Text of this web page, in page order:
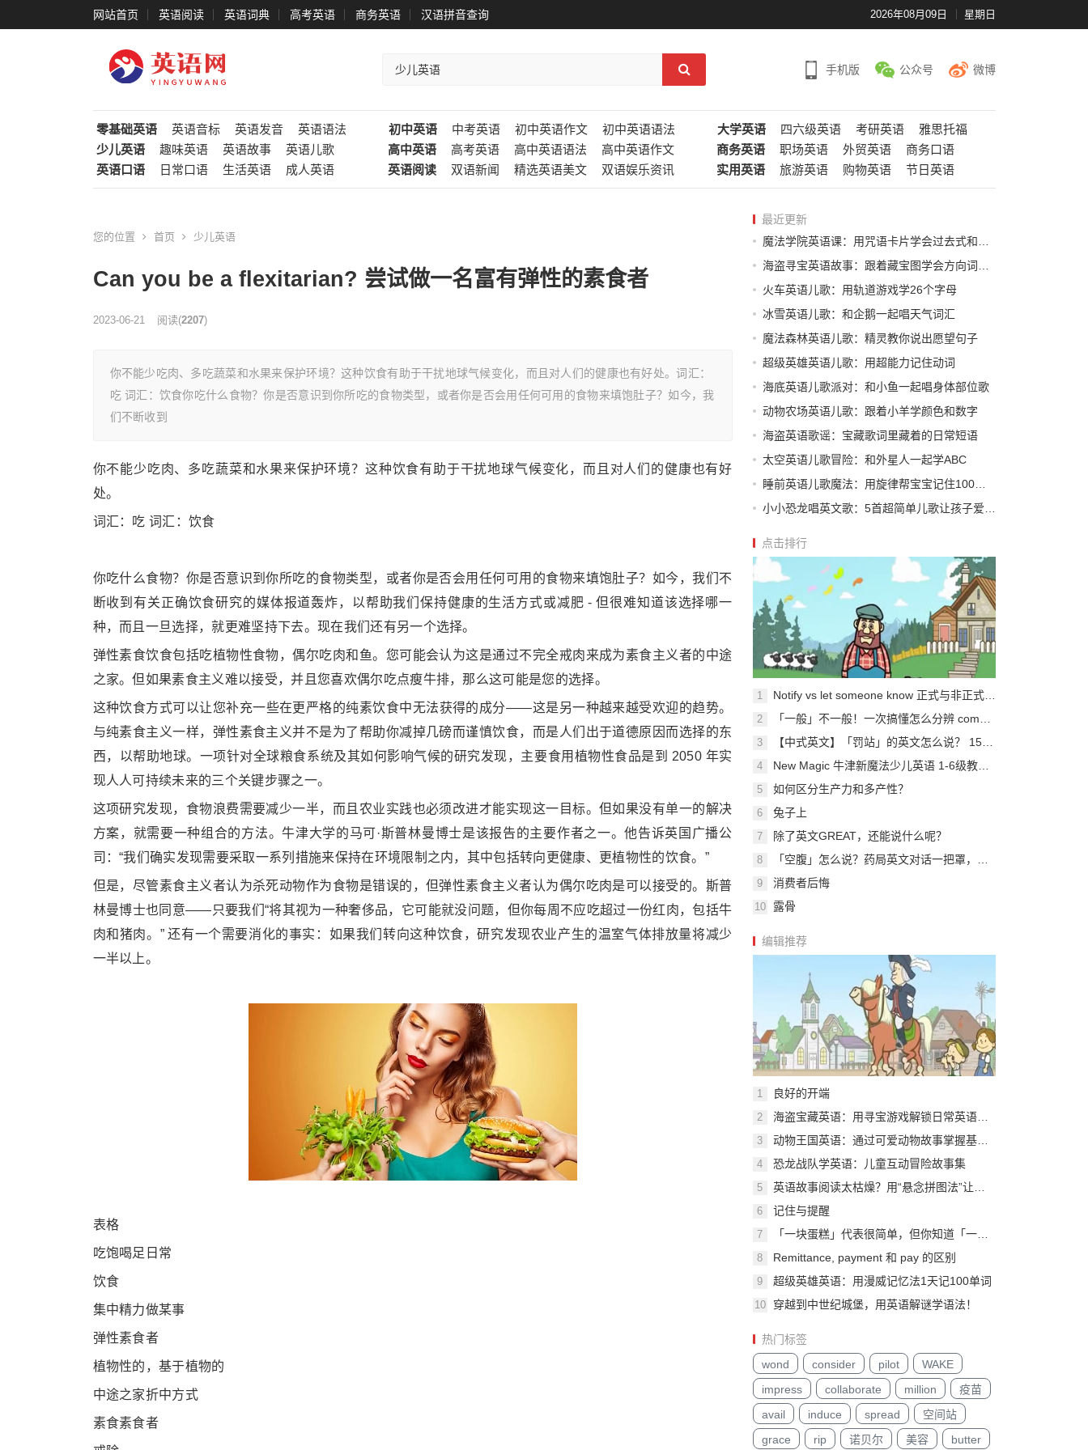
网站首页 英语阅读 英语词典 高考英语 商务英语 汉语拼音查询 2026年08月09日 星期日
手机版 公众号 微博
零基础英语 英语音标 英语发音 英语语法 初中英语 中考英语 初中英语作文 初中英语语法 大学英语 四六级英语 考研英语
雅思托福
少儿英语
趣味英语 英语故事 英语儿歌 高中英语 高考英语 高中英语语法 高中英语作文 商务英语 职场英语 外贸英语
商务口语
英语口语
日常口语 生活英语 成人英语 英语阅读 双语新闻 精选英语美文 双语娱乐资讯 实用英语 旅游英语 购物英语 节日英语
您的位置 首页 少儿英语
Can you be a flexitarian? 尝试做一名富有弹性的素食者
2023-06-21 阅读(2207)
你不能少吃肉、多吃蔬菜和水果来保护环境？这种饮食有助于干扰地球气候变化，而且对人们的健康也有好处。词汇：
吃 词汇：饮食你吃什么食物？你是否意识到你所吃的食物类型，或者你是否会用任何可用的食物来填饱肚子？如今，我
们不断收到
你不能少吃肉、多吃蔬菜和水果来保护环境？这种饮食有助于干扰地球气候变化，而且对人们的健康也有好
处。
词汇：吃 词汇：饮食
你吃什么食物？你是否意识到你所吃的食物类型，或者你是否会用任何可用的食物来填饱肚子？如今，我们不
断收到有关正确饮食研究的媒体报道轰炸，以帮助我们保持健康的生活方式或减肥 - 但很难知道该选择哪一
种，而且一旦选择，就更难坚持下去。现在我们还有另一个选择。
弹性素食饮食包括吃植物性食物，偶尔吃肉和鱼。您可能会认为这是通过不完全戒肉来成为素食主义者的中途
之家。但如果素食主义难以接受，并且您喜欢偶尔吃点瘦牛排，那么这可能是您的选择。
这种饮食方式可以让您补充一些在更严格的纯素饮食中无法获得的成分——这是另一种越来越受欢迎的趋势。
与纯素食主义一样，弹性素食主义并不是为了帮助你减掉几磅而谨慎饮食，而是人们出于道德原因而选择的东
西，以帮助地球。一项针对全球粮食系统及其如何影响气候的研究发现，主要食用植物性食品是到 2050 年实
现人人可持续未来的三个关键步骤之一。
这项研究发现，食物浪费需要减少一半，而且农业实践也必须改进才能实现这一目标。但如果没有单一的解决
方案，就需要一种组合的方法。牛津大学的马可·斯普林曼博士是该报告的主要作者之一。他告诉英国广播公
司：“我们确实发现需要采取一系列措施来保持在环境限制之内，其中包括转向更健康、更植物性的饮食。”
但是，尽管素食主义者认为杀死动物作为食物是错误的，但弹性素食主义者认为偶尔吃肉是可以接受的。斯普
林曼博士也同意——只要我们“将其视为一种奢侈品，它可能就没问题，但你每周不应吃超过一份红肉，包括牛
肉和猪肉。” 还有一个需要消化的事实：如果我们转向这种饮食，研究发现农业产生的温室气体排放量将减少
一半以上。
表格
吃饱喝足日常
饮食
集中精力做某事
弹性素食者
植物性的，基于植物的
中途之家折中方式
素食素食者
最近更新
火车英语儿歌：用轨道游戏学26个字母
冰雪英语儿歌：和企鹅一起唱天气词汇
魔法森林英语儿歌：精灵教你说出愿望句子
超级英雄英语儿歌：用超能力记住动词
海底英语儿歌派对：和小鱼一起唱身体部位歌
动物农场英语儿歌：跟着小羊学颜色和数字
海盗英语歌谣：宝藏歌词里藏着的日常短语
太空英语儿歌冒险：和外星人一起学ABC
睡前英语儿歌魔法：用旋律帮宝宝记住100个单词
点击排行
1 Notify vs let someone know 正式与非正式场合中“通知他人”的说法
2
3 【中式英文】「罚站」的英文怎么说？ 150 个你会讲错的英文日常用语–学校篇 (3)
4 New Magic 牛津新魔法少儿英语 1-6级教材+swf+语法练习全套
5 如何区分生产力和多产性？
6 兔子上
7 除了英文GREAT，还能说什么呢？
8
9 消费者后悔
10 露骨
编辑推荐
1 良好的开端
2 海盗宝藏英语：用寻宝游戏解锁日常英语对话技能
3 动物王国英语：通过可爱动物故事掌握基础词汇
4 恐龙战队学英语：儿童互动冒险故事集
5
6 记住与提醒
7 「一块蛋糕」代表很简单，但你知道「一片肩膀上的木片」是什么意思吗 ? 不可不知的 10 个常用名词俚语大集合！
8 Remittance, payment 和 pay 的区别
9 超级英雄英语：用漫威记忆法1天记100单词
10 穿越到中世纪城堡，用英语解谜学语法！
热门标签
wond
consider pilot
WAKE
impress
collaborate million
疫苗
avail
induce spread
空间站
grace
rip 诺贝尔 美容
butter